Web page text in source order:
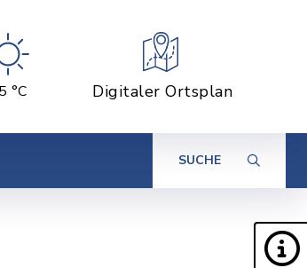
°C Digitaler Ortsplan
SUCHE